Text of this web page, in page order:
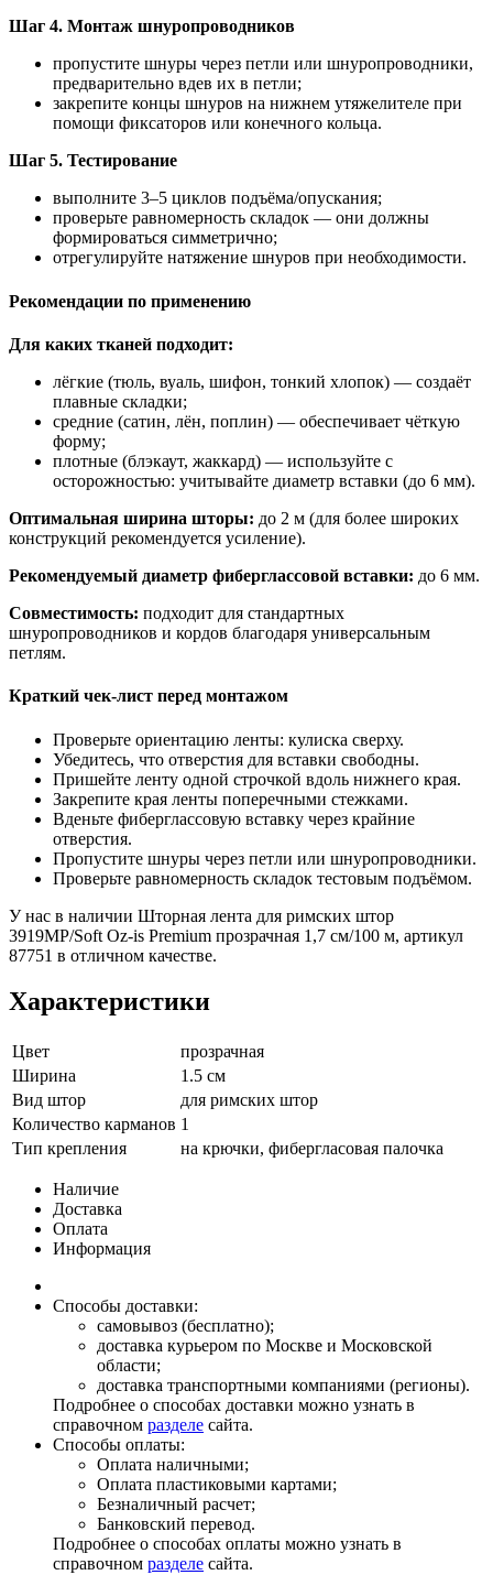
Шаг 4. Монтаж шнуропроводников
пропустите шнуры через петли или шнуропроводники,
предварительно вдев их в петли;
закрепите концы шнуров на нижнем утяжелителе при
помощи фиксаторов или конечного кольца.
Шаг 5. Тестирование
выполните 3–5 циклов подъёма/опускания;
проверьте равномерность складок — они должны
формироваться симметрично;
отрегулируйте натяжение шнуров при необходимости.
Рекомендации по применению
Для каких тканей подходит:
лёгкие (тюль, вуаль, шифон, тонкий хлопок) — создаёт
плавные складки;
средние (сатин, лён, поплин) — обеспечивает чёткую
форму;
плотные (блэкаут, жаккард) — используйте с
осторожностью: учитывайте диаметр вставки (до 6 мм).
Оптимальная ширина шторы: до 2 м (для более широких
конструкций рекомендуется усиление).
Рекомендуемый диаметр фиберглассовой вставки: до 6 мм.
Совместимость: подходит для стандартных
шнуропроводников и кордов благодаря универсальным
петлям.
Краткий чек‑лист перед монтажом
Проверьте ориентацию ленты: кулиска сверху.
Убедитесь, что отверстия для вставки свободны.
Пришейте ленту одной строчкой вдоль нижнего края.
Закрепите края ленты поперечными стежками.
Вденьте фиберглассовую вставку через крайние
отверстия.
Пропустите шнуры через петли или шнуропроводники.
Проверьте равномерность складок тестовым подъёмом.
У нас в наличии Шторная лента для римских штор
3919MP/Soft Oz-is Premium прозрачная 1,7 см/100 м, артикул
87751 в отличном качестве.
Характеристики
Цвет
прозрачная
Ширина
1.5 см
Вид штор
для римских штор
Количество карманов 1
Тип крепления
на крючки, фибергласовая палочка
Наличие
Доставка
Оплата
Информация
Способы доставки:
самовывоз (бесплатно);
доставка курьером по Москве и Московской
области;
доставка транспортными компаниями (регионы).
Подробнее о способах доставки можно узнать в
справочном разделе сайта.
Способы оплаты:
Оплата наличными;
Оплата пластиковыми картами;
Безналичный расчет;
Банковский перевод.
Подробнее о способах оплаты можно узнать в
справочном разделе сайта.